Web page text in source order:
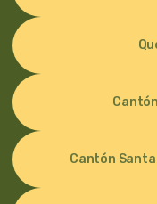
Cantón Santa